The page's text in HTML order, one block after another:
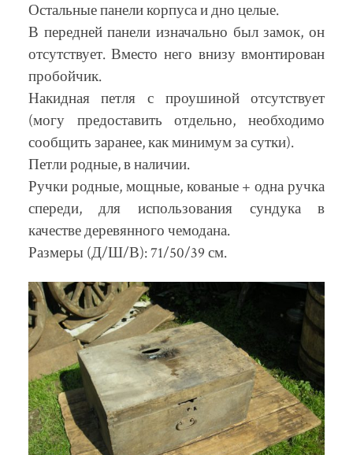
Остальные панели корпуса и дно целые.
В передней панели изначально был замок, он
отсутствует. Вместо него внизу вмонтирован
пробойчик.
Накидная петля с проушиной отсутствует
(могу предоставить отдельно, необходимо
сообщить заранее, как минимум за сутки).
Петли родные, в наличии.
Ручки родные, мощные, кованые + одна ручка
спереди, для использования сундука в
качестве деревянного чемодана.
Размеры (Д/Ш/В): 71/50/39 см.